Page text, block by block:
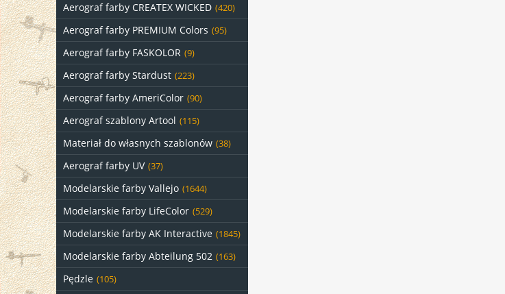
Aerograf farby CREATEX WICKED (420)
Aerograf farby PREMIUM Colors (95)
Aerograf farby FASKOLOR (9)
Aerograf farby Stardust (223)
Aerograf farby AmeriColor (90)
Aerograf szablony Artool (115)
Materiał do własnych szablonów (38)
Aerograf farby UV (37)
Modelarskie farby Vallejo (1644)
Modelarskie farby LifeColor (529)
Modelarskie farby AK Interactive (1845)
Modelarskie farby Abteilung 502 (163)
Pędzle (105)